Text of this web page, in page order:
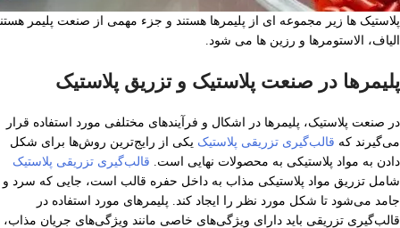
پلاستیک ها زیر مجموعه ای از پلیمرها هستند و جزء مهمی از صنعت پلیمر
الیاف، الاستومرها و رزین ها می شود.
پلیمرها در صنعت پلاستیک و تزریق پلاستیک
در صنعت پلاستیک، پلیمرها در اشکال و فرآیندهای مختلفی مورد استفاده قرار
می‌گیرند که قالب‌گیری تزریقی پلاستیک یکی از رایج‌ترین روش‌ها برای شکل
دادن به مواد پلاستیکی به محصولات نهایی است.
قالب‌گیری تزریقی پلاستیک
شامل تزریق مواد پلاستیکی مذاب به داخل حفره قالب است، جایی که سرد و
جامد می‌شود تا شکل مورد نظر را ایجاد کند. پلیمرهای مورد استفاده در
قالب‌گیری تزریقی باید دارای ویژگی‌های خاصی مانند ویژگی‌های جریان مذاب،